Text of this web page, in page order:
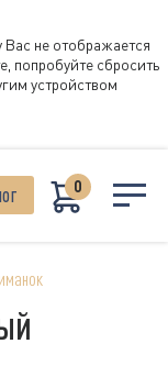
Вас не отображается
попробуйте сбросить
устройством
0